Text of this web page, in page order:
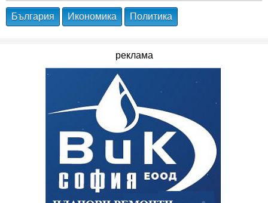
България Икономика Политика
реклама